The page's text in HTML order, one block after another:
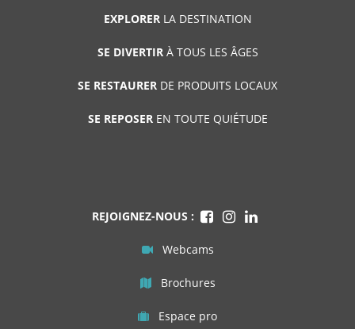
EXPLORERLA DESTINATION
SE DIVERTIRÀ TOUS LES ÂGES
SE RESTAURER DE PRODUITS LOCAUX
SE REPOSEREN TOUTE QUIÉTUDE
REJOIGNEZ-NOUS :
Webcams
Brochures
Espace pro